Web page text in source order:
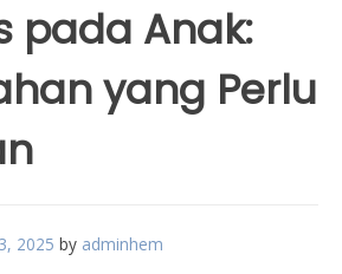
pada Anak:
yang Perlu
2025 by adminhem